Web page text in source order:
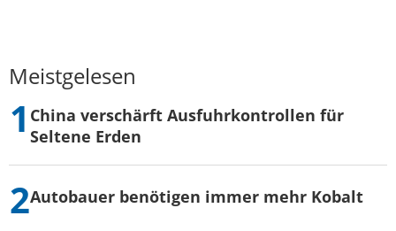
Meistgelesen
China verschärft Ausfuhrkontrollen für
Seltene Erden
Autobauer benötigen immer mehr Kobalt